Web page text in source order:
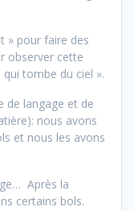
» pour faire des
observer cette
tombe du ciel ».
de langage et de
nous avons
et nous les avons
Après la
certains bols.